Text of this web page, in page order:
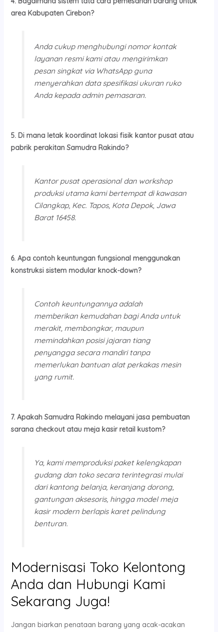
area Kabupaten Cirebon?
Anda cukup menghubungi nomor kontak
layanan resmi kami atau mengirimkan
pesan singkat via WhatsApp guna
menyerahkan data spesifikasi ukuran ruko
Anda kepada admin pemasaran.
5. Di mana letak koordinat lokasi fisik kantor pusat atau
pabrik perakitan Samudra Rakindo?
Kantor pusat operasional dan workshop
produksi utama kami bertempat di kawasan
Cilangkap, Kec. Tapos, Kota Depok, Jawa
Barat 16458.
6. Apa contoh keuntungan fungsional menggunakan
konstruksi sistem modular knock-down?
Contoh keuntungannya adalah
memberikan kemudahan bagi Anda untuk
merakit, membongkar, maupun
memindahkan posisi jajaran tiang
penyangga secara mandiri tanpa
memerlukan bantuan alat perkakas mesin
yang rumit.
7. Apakah Samudra Rakindo melayani jasa pembuatan
sarana checkout atau meja kasir retail kustom?
Ya, kami memproduksi paket kelengkapan
gudang dan toko secara terintegrasi mulai
dari kantong belanja, keranjang dorong,
gantungan aksesoris, hingga model meja
kasir modern berlapis karet pelindung
benturan.
Modernisasi Toko Kelontong
Anda dan Hubungi Kami
Sekarang Juga!
Jangan biarkan penataan barang yang acak-acakan